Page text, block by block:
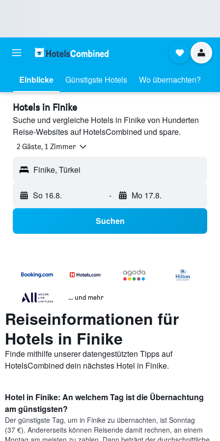
Einblicke Günstigste Hotels Wo übernachten?
Hotels in Finike
Suche und vergleiche Hotels in Finike von Hunderten
Reise-Websites auf HotelsCombined und spare.
2 Gäste, 1 Zimmer
Finike, Türkei
So 16.8. - Mo 17.8.
Suchen
… und mehr
Reiseinformationen für
Hotels in Finike
Finde mithilfe unserer datengestützten Tipps auf
HotelsCombined dein nächstes Hotel in Finike.
Hotel in Finike: An welchem Tag ist die Übernachtung
am günstigsten?
Der günstigste Tag, um in Finike zu übernachten, ist Sonntag
(37 €). Andererseits können Reisende damit rechnen, an einem